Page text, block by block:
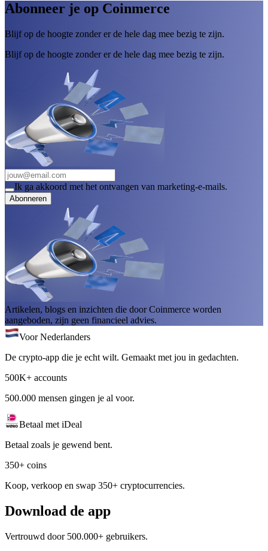
Abonneer je op Coinmerce
Blijf op de hoogte zonder er de hele dag mee bezig te zijn.
Blijf op de hoogte zonder er de hele dag mee bezig te zijn.
Ik ga akkoord met het ontvangen van marketing-e-mails.
Abonneren
Artikelen, blogs en inzichten die door Coinmerce worden
aangeboden, zijn geen financieel advies.
Voor Nederlanders
De crypto-app die je echt wilt. Gemaakt met jou in gedachten.
500K+ accounts
500.000 mensen gingen je al voor.
Betaal met iDeal
Betaal zoals je gewend bent.
350+ coins
Koop, verkoop en swap 350+ cryptocurrencies.
Download de app
Vertrouwd door 500.000+ gebruikers.